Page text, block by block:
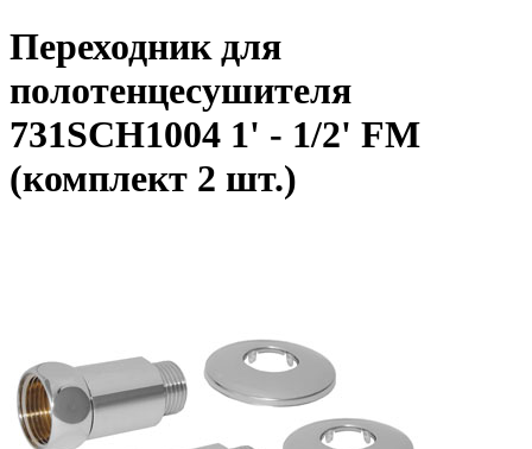
Переходник для
полотенцесушителя
731SCH1004 1' - 1/2' FM
(комплект 2 шт.)